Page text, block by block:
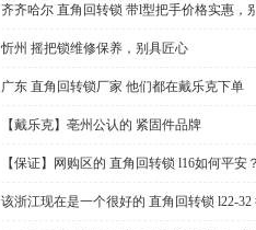
齐齐哈尔 直角回转锁 带l型把手价格实惠，
忻州 摇把锁维修保养，别具匠心
广东 直角回转锁厂家 他们都在戴乐克下单
【戴乐克】亳州公认的 紧固件品牌
【保证】网购区的 直角回转锁 l16如何平安
该浙江现在是一个很好的 直角回转锁 l22-